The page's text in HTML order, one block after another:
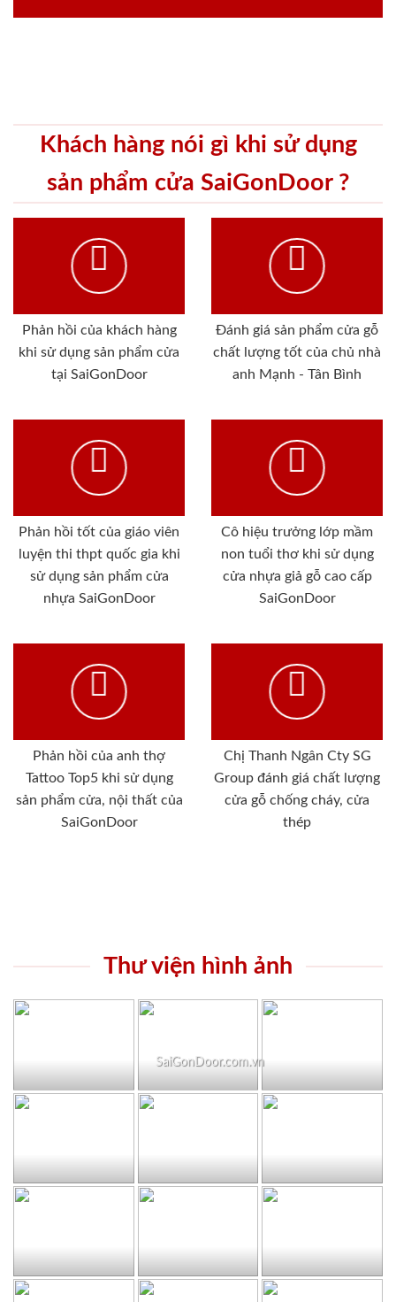
Khách hàng nói gì khi sử dụng
sản phẩm cửa SaiGonDoor ?
Phản hồi của khách hàng
khi sử dụng sản phẩm cửa
tại SaiGonDoor
Đánh giá sản phẩm cửa gỗ
chất lượng tốt của chủ nhà
anh Mạnh - Tân Bình
Phản hồi tốt của giáo viên
luyện thi thpt quốc gia khi
sử dụng sản phẩm cửa
nhựa SaiGonDoor
Cô hiệu trưởng lớp mầm
non tuổi thơ khi sử dụng
cửa nhựa giả gỗ cao cấp
SaiGonDoor
Phản hồi của anh thợ
Tattoo Top5 khi sử dụng
sản phẩm cửa, nội thất của
SaiGonDoor
Chị Thanh Ngân Cty SG
Group đánh giá chất lượng
cửa gỗ chống cháy, cửa
thép
Thư viện hình ảnh
SaiGonDoor.com.vn